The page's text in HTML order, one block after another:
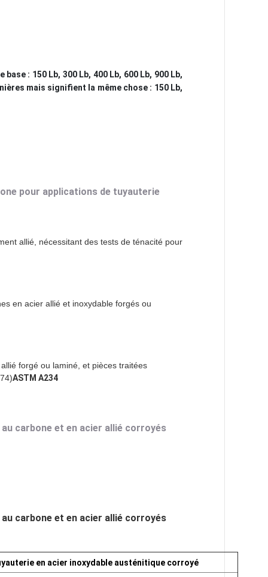
: 150 Lb, 300 Lb, 400 Lb, 600 Lb, 900 Lb,
mais signifient la même chose : 150 Lb,
pour applications de tuyauterie
allié, nécessitant des tests de ténacité pour
en acier allié et inoxydable forgés ou
forgé ou laminé, et pièces traitées
ASTM A234
carbone et en acier allié corroyés
carbone et en acier allié corroyés
en acier inoxydable austénitique corroyé